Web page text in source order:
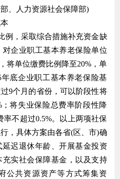
、人力资源社会保障部)
例，采取综合措施补充资金缺
对企业职工基本养老保险单位
将单位缴费比例降至20%，单
年底企业职工基本养老保险基
9个月的省份，可以阶段性将
将失业保险总费率阶段性降
不超过0.5%。以上两项社保
，具体方案由各省(区、市)确
迟退休年龄、开展基金投资
实社会保障基金，以及支持
公共资源资产等方式筹集资